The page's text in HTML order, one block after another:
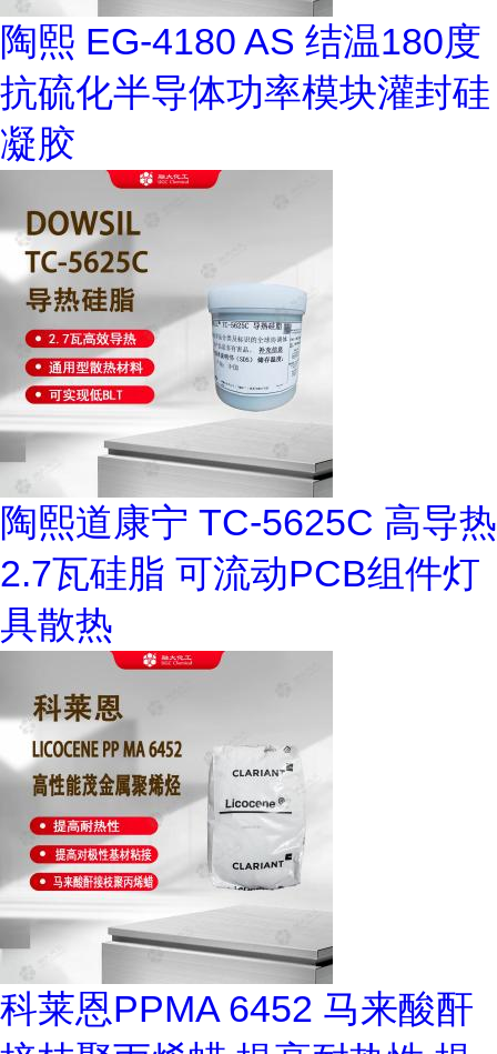
陶熙 EG-4180 AS 结温180度
抗硫化半导体功率模块灌封硅
凝胶
陶熙道康宁 TC-5625C 高导热
2.7瓦硅脂 可流动PCB组件灯
具散热
科莱恩PPMA 6452 马来酸酐